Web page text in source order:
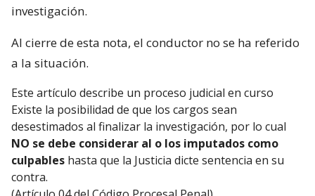
investigación.
Al cierre de esta nota, el conductor no se ha referido
a la situación.
Este artículo describe un proceso judicial en curso
Existe la posibilidad de que los cargos sean
desestimados al finalizar la investigación, por lo cual
NO se debe considerar al o los imputados como
culpables hasta que la Justicia dicte sentencia en su
contra.